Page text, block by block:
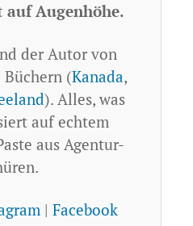
Augenhöhe.
der Autor von
(Kanada,
). Alles, was
auf echtem
aus Agentur-
|Facebook